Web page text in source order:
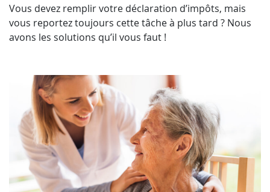
Vous devez remplir votre déclaration d’impôts, mais
vous reportez toujours cette tâche à plus tard ? Nous
avons les solutions qu’il vous faut !